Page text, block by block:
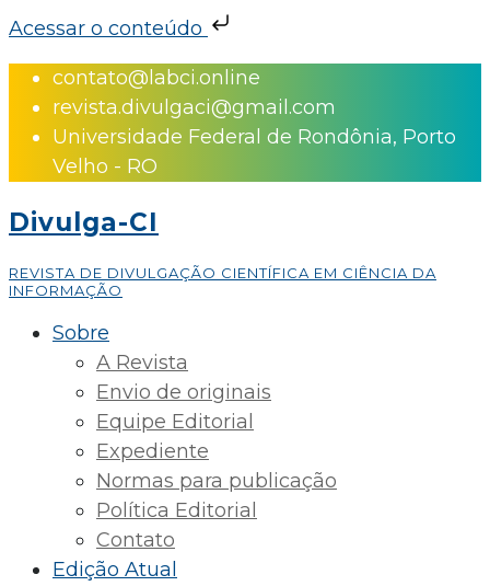
Acessar o conteúdo
Skip
content
contato@labci.online
revista.divulgaci@gmail.com
Universidade Federal de Rondônia, Porto
Velho - RO
Divulga-CI
REVISTA DE DIVULGAÇÃO CIENTÍFICA EM CIÊNCIA DA
INFORMAÇÃO
Sobre
A Revista
Envio de originais
Equipe Editorial
Expediente
Normas para publicação
Política Editorial
Contato
Edição Atual